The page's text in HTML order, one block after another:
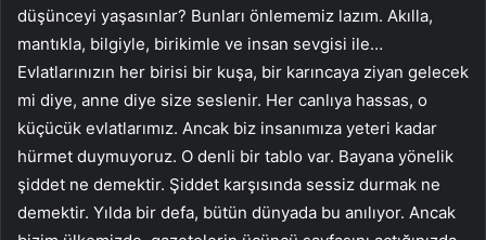
düşünceyi yaşasınlar? Bunları önlememiz lazım. Akılla,
mantıkla, bilgiyle, birikimle ve insan sevgisi ile…
Evlatlarınızın her birisi bir kuşa, bir karıncaya ziyan gelecek
mi diye, anne diye size seslenir. Her canlıya hassas, o
küçücük evlatlarımız. Ancak biz insanımıza yeteri kadar
hürmet duymuyoruz. O denli bir tablo var. Bayana yönelik
şiddet ne demektir. Şiddet karşısında sessiz durmak ne
demektir. Yılda bir defa, bütün dünyada bu anılıyor. Ancak